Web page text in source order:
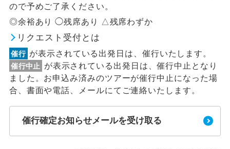
ので予めご了承ください。
◎余裕あり ◯残席あり △残席わずか
リクエスト受付とは
催行 が表示されている出発日は、催行いたします。
催行中止
が表示されている出発日は、催行中止となり
ました。お申込み済みのツアーが催行中止になった場
合、書面や電話、メールにてご連絡いたします。
催行確定お知らせメールを受け取る